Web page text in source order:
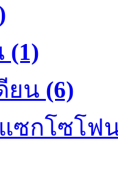
(1)
ยน (6)
ซกโซโฟ